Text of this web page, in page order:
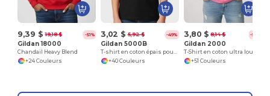
9,39 $ 19,18 $ -51%
Gildan 18000
Chandail Heavy Blend
+24 Couleurs
3,02 $ 5,92 $ -49%
Gildan 5000B
T-shirt en coton épais pour jeunes 8,8 oz
+40 Couleurs
3,80 $ 8,14 $ -53%
Gildan 2000
+51 Couleurs